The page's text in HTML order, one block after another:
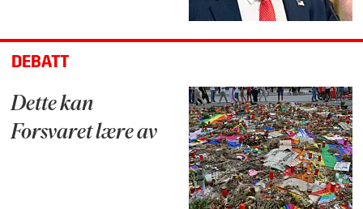
DEBATT
Dette kan
Forsvaret lære av